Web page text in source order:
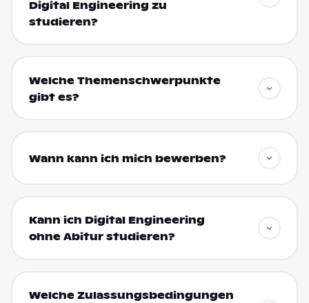
Digital Engineering zu
studieren?
Welche Themenschwerpunkte
gibt es?
Wann kann ich mich bewerben?
Kann ich Digital Engineering
ohne Abitur studieren?
Welche Zulassungsbedingungen